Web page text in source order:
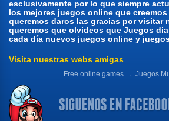
esclusivamente por lo que siempre
los mejores juegos online que
queremos daros las gracias por visitar
queremos que olvideos que Juegos
cada día nuevos juegos online y
Visita nuestras webs amigas
Free online games Juegos